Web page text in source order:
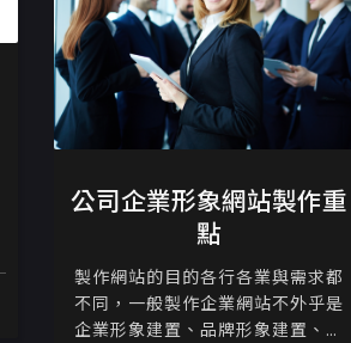
公司企業形象網站製作重
點
製作網站的目的各行各業與需求都
不同，一般製作企業網站不外乎是
企業形象建置、品牌形象建置、有